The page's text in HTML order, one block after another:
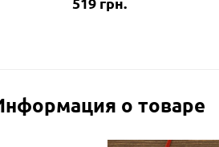
о товаре